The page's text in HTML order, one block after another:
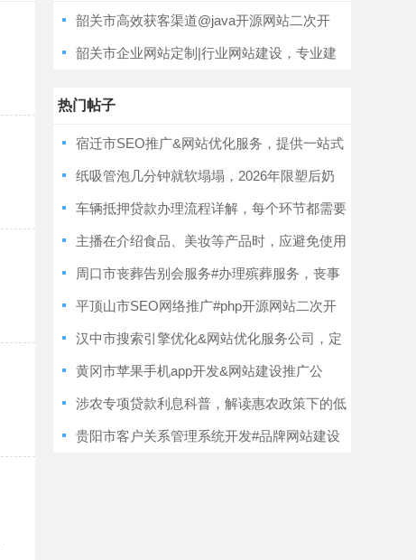
韶关市高效获客渠道@java开源网站二次开
发，多年建站经验
韶关市企业网站定制|行业网站建设，专业建
热门帖子
宿迁市SEO推广&网站优化服务，提供一站式
建站服务
纸吸管泡几分钟就软塌塌，2026年限塑后奶
茶党还能不能愉快喝到最后一口？
车辆抵押贷款办理流程详解，每个环节都需要
注意哪些细节
主播在介绍食品、美妆等产品时，应避免使用
哪些违规的词语？
周口市丧葬告别会服务#办理殡葬服务，丧事
服务平顶山市SEO网络推广#php开源网站二次开
发，服务可靠
汉中市搜索引擎优化&网站优化服务公司，定
制开发黄冈市苹果手机app开发&网站建设推广公
司，定制开发
涉农专项贷款利息科普，解读惠农政策下的低
利息扶持规则
贵阳市客户关系管理系统开发#品牌网站建设